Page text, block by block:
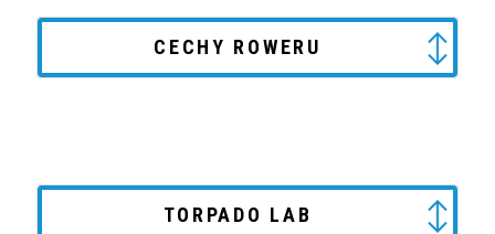
CECHY ROWERU
TORPADO LAB